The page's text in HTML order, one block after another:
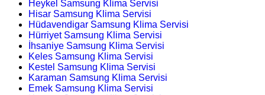
Heykel Samsung Klima Servisi
Hisar Samsung Klima Servisi
Hüdavendigar Samsung Klima Servisi
Hürriyet Samsung Klima Servisi
İhsaniye Samsung Klima Servisi
Keles Samsung Klima Servisi
Kestel Samsung Klima Servisi
Karaman Samsung Klima Servisi
Emek Samsung Klima Servisi